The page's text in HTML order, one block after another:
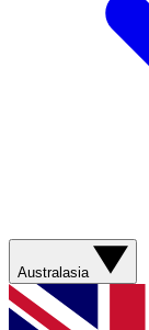
Australasia